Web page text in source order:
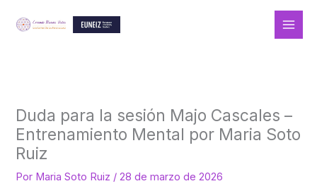
Duda para la sesión Majo Cascales –
Entrenamiento Mental por Maria Soto
Ruiz
Por Maria Soto Ruiz /28 de marzo de 2026